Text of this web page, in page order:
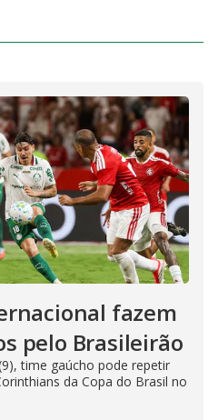
fazem
pelo Brasileirão
time gaúcho pode repetir
da Copa do Brasil no